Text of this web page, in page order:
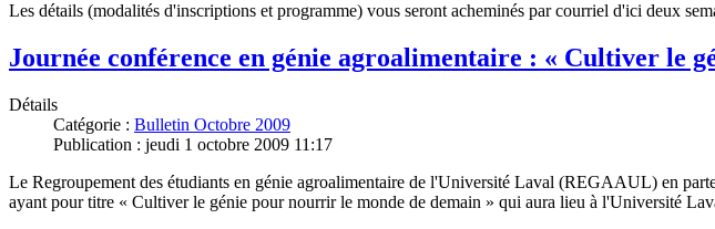
Les détails (modalités d'inscriptions et programme) vous seront acheminés par courriel d'ici deux
Journée conférence en génie agroalimentaire : « Cultiver le
Détails
Catégorie : Bulletin Octobre 2009
Publication : jeudi 1 octobre 2009 11:17
Le Regroupement des étudiants en génie agroalimentaire de l'Université Laval (REGAAUL) en
ayant pour titre « Cultiver le génie pour nourrir le monde de demain » qui aura lieu à l'Université